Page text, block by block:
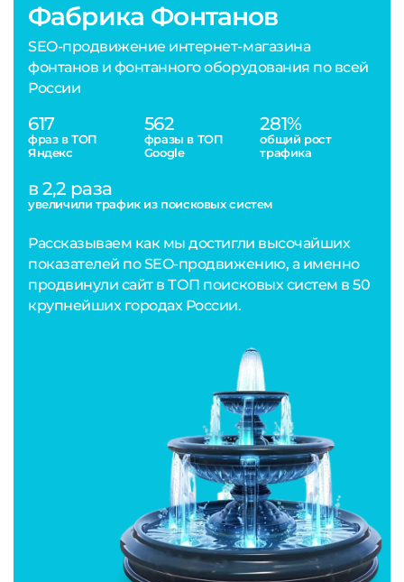
Фабрика Фонтанов
SEO-продвижение интернет-магазина
фонтанов и фонтанного оборудования по всей
России
617
фраз в ТОП
Яндекс
562
фразы в ТОП
Google
281%
общий рост
трафика
в 2,2 раза
увеличили трафик из поисковых систем
Рассказываем как мы достигли высочайших
показателей по SEO-продвижению, а именно
продвинули сайт в ТОП поисковых систем в 50
крупнейших городах России.